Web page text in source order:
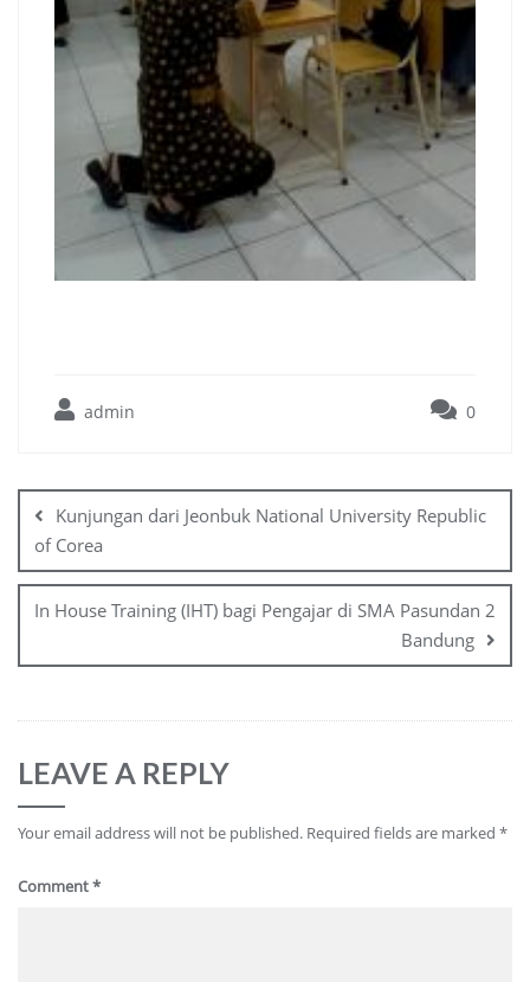
admin 0
Kunjungan dari Jeonbuk National University Republic
of Corea
In House Training (IHT) bagi Pengajar di SMA Pasundan 2
Bandung
LEAVE A REPLY
Your email address will not be published. Required fields are marked *
Comment*